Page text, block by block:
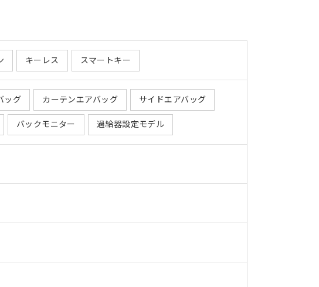
キーレス スマートキー
ッグ カーテンエアバッグ サイドエアバッグ
バックモニター 過給器設定モデル